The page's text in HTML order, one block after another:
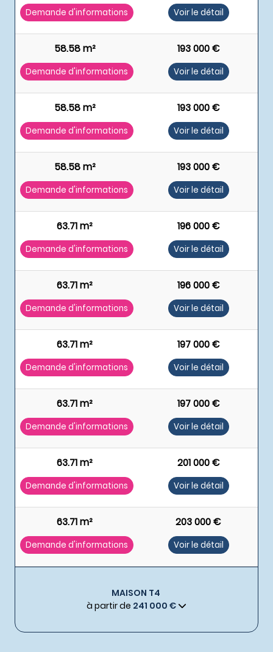
Demande d'informations Voir le détail
58.58 m² 193 000 €
Demande d'informations Voir le détail
58.58 m² 193 000 €
Demande d'informations Voir le détail
58.58 m² 193 000 €
Demande d'informations Voir le détail
63.71 m² 196 000 €
Demande d'informations Voir le détail
63.71 m² 196 000 €
Demande d'informations Voir le détail
63.71 m² 197 000 €
Demande d'informations Voir le détail
63.71 m² 197 000 €
Demande d'informations Voir le détail
63.71 m² 201 000 €
Demande d'informations Voir le détail
63.71 m² 203 000 €
Demande d'informations Voir le détail
MAISON T4
à partir de 241 000 €